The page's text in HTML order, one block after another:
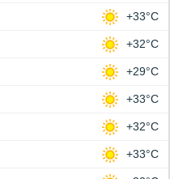
+33°C
+32°C
+29°C
+33°C
+32°C
+33°C